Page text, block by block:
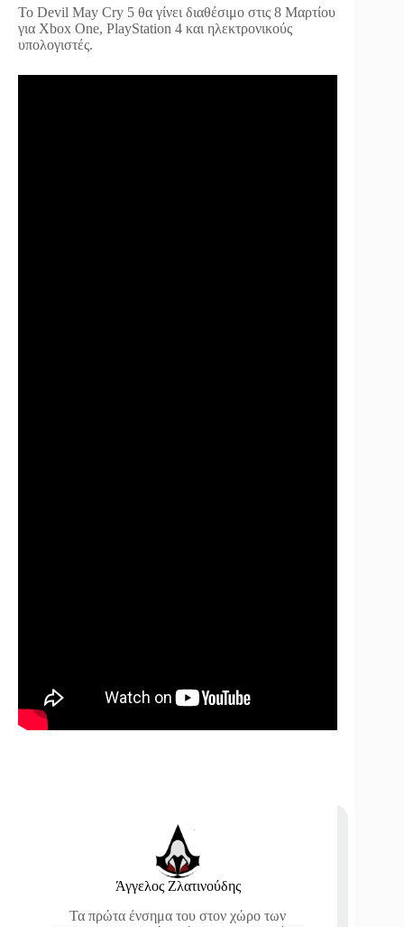
Το Devil May Cry 5 θα γίνει διαθέσιμο στις 8 Μαρτίου
για Xbox One, PlayStation 4 και ηλεκτρονικούς
υπολογιστές.
Άγγελος Ζλατινούδης
Τα πρώτα ένσημα του στον χώρο των